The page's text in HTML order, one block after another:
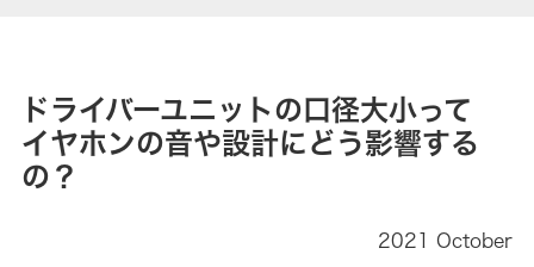
ドライバーユニットの口径大小って
イヤホンの音や設計にどう影響する
の？
2021 October